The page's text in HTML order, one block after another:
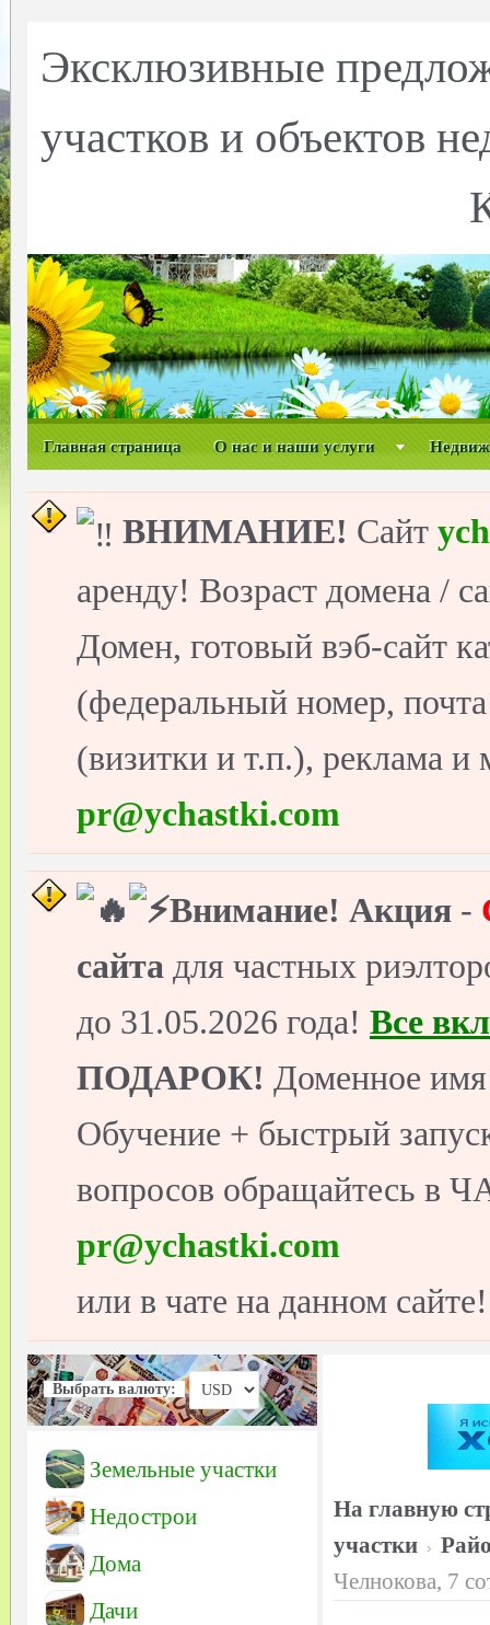
Эксклюзивные
участков и объектов
Главная страница О нас и наши услуги
ВНИМАНИЕ! Сайт
аренду! Возраст домена /
Домен, готовый вэб-сайт
(федеральный номер,
(визитки и т.п.), реклама и
pr@ychastki.com
Внимание! Акция -
сайта для частных
до 31.05.2026 года! Все
ПОДАРОК! Доменное
Обучение + быстрый
вопросов обращайтесь в
pr@ychastki.com
или в чате на данном сайте!
Выбрать валюту:
Земельные участки
Недострои
Дома
Дачи
На главную
участки
Челнокова, 7